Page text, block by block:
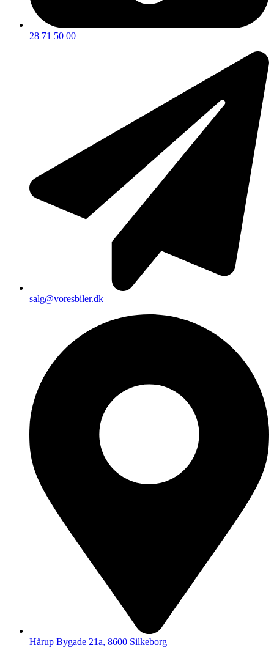
28 71 50 00
salg@voresbiler.dk
Hårup Bygade 21a, 8600 Silkeborg